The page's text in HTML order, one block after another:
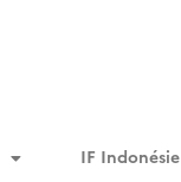
IF Indonésie